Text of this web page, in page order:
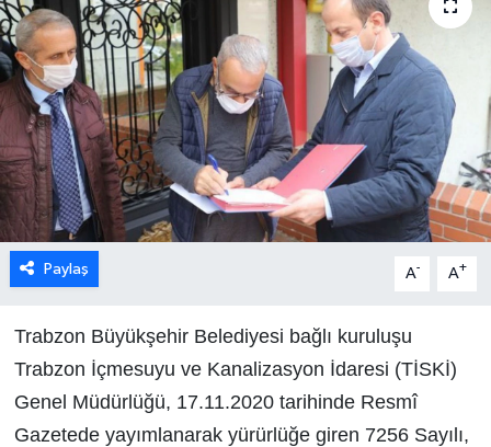
Paylaş A- A+
Trabzon Büyükşehir Belediyesi bağlı kuruluşu
Trabzon İçmesuyu ve Kanalizasyon İdaresi (TİSKİ)
Genel Müdürlüğü, 17.11.2020 tarihinde Resmî
Gazetede yayımlanarak yürürlüğe giren 7256 Sayılı,